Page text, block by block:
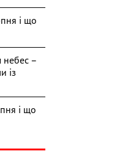
і що
небес –
із
і що